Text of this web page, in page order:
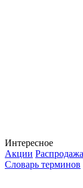
Интересное
Акции Распродажа
Словарь терминов